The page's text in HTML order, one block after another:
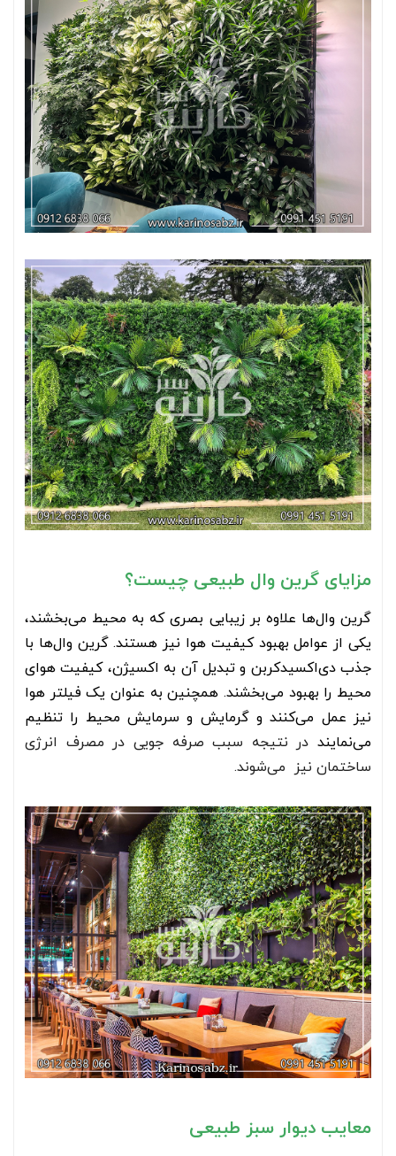
مزایای گرین وال طبیعی چیست؟
گرین وال‌ها علاوه بر زیبایی بصری که به محیط می‌بخشند،
یکی از عوامل بهبود کیفیت هوا نیز هستند. گرین وال‌ها با
جذب دی‌اکسید‌کربن و تبدیل آن به اکسیژن، کیفیت هوای
محیط را بهبود می‌بخشند. همچنین به عنوان یک فیلتر هوا
نیز عمل می‌کنند و گرمایش و سرمایش محیط را تنظیم
می‌نمایند در نتیجه سبب صرفه جویی در مصرف انرژی
ساختمان نیز می‌شوند.
معایب دیوار سبز طبیعی